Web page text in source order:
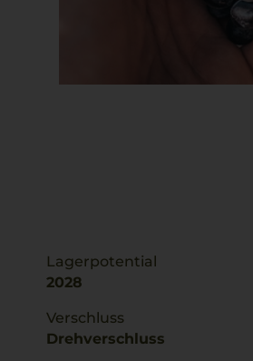
Lagerpotential
2028
Verschluss
Drehverschluss